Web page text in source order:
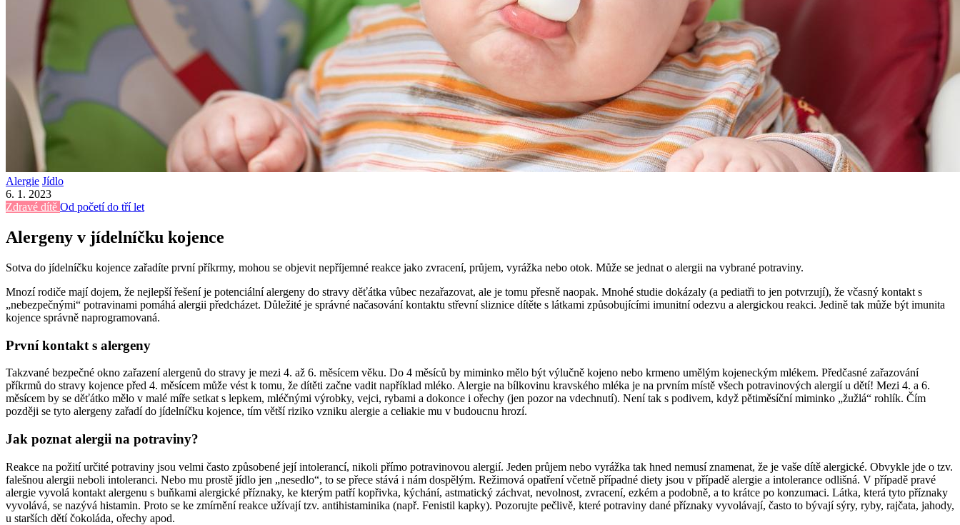
Alergie Jídlo
6. 1. 2023
Zdravé dítě Od početí do tří let
Alergeny v jídelníčku kojence
Sotva do jídelníčku kojence zařadíte první příkrmy, mohou se objevit nepříjemné reakce jako zvracení, průjem, vyrážka nebo otok. Může se jednat o alergii na vybrané potraviny.
Mnozí rodiče mají dojem, že nejlepší řešení je potenciální alergeny do stravy děťátka vůbec nezařazovat, ale je tomu přesně naopak. Mnohé studie dokázaly (a pediatři to jen potvrzují), že včasný kontakt s
„nebezpečnými“ potravinami pomáhá alergii předcházet. Důležité je správné načasování kontaktu střevní sliznice dítěte s látkami způsobujícími imunitní odezvu a alergickou reakci. Jedině tak může být imunita
kojence správně naprogramovaná.
První kontakt s alergeny
Takzvané bezpečné okno zařazení alergenů do stravy je mezi 4. až 6. měsícem věku. Do 4 měsíců by miminko mělo být výlučně kojeno nebo krmeno umělým kojeneckým mlékem. Předčasné zařazování
příkrmů do stravy kojence před 4. měsícem může vést k tomu, že dítěti začne vadit například mléko. Alergie na bílkovinu kravského mléka je na prvním místě všech potravinových alergií u dětí! Mezi 4. a 6.
měsícem by se děťátko mělo v malé míře setkat s lepkem, mléčnými výrobky, vejci, rybami a dokonce i ořechy (jen pozor na vdechnutí). Není tak s podivem, když pětiměsíční miminko „žužlá“ rohlík. Čím
později se tyto alergeny zařadí do jídelníčku kojence, tím větší riziko vzniku alergie a celiakie mu v budoucnu hrozí.
Jak poznat alergii na potraviny?
Reakce na požití určité potraviny jsou velmi často způsobené její intolerancí, nikoli přímo potravinovou alergií. Jeden průjem nebo vyrážka tak hned nemusí znamenat, že je vaše dítě alergické. Obvykle jde o tzv.
falešnou alergii neboli intoleranci. Nebo mu prostě jídlo jen „nesedlo“, to se přece stává i nám dospělým. Režimová opatření včetně případné diety jsou v případě alergie a intolerance odlišná. V případě pravé
alergie vyvolá kontakt alergenu s buňkami alergické příznaky, ke kterým patří kopřivka, kýchání, astmatický záchvat, nevolnost, zvracení, ezkém a podobně, a to krátce po konzumaci. Látka, která tyto příznaky
vyvolává, se nazývá histamin. Proto se ke zmírnění reakce užívají tzv. antihistaminika (např. Fenistil kapky). Pozorujte pečlivě, které potraviny dané příznaky vyvolávají, často to bývají sýry, ryby, rajčata, jahody,
u starších dětí čokoláda, ořechy apod.